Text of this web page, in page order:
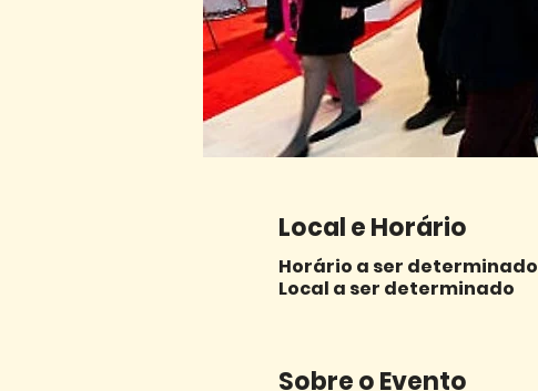
Local e Horário
Horário a ser determinado
Local a ser determinado
Sobre o Evento